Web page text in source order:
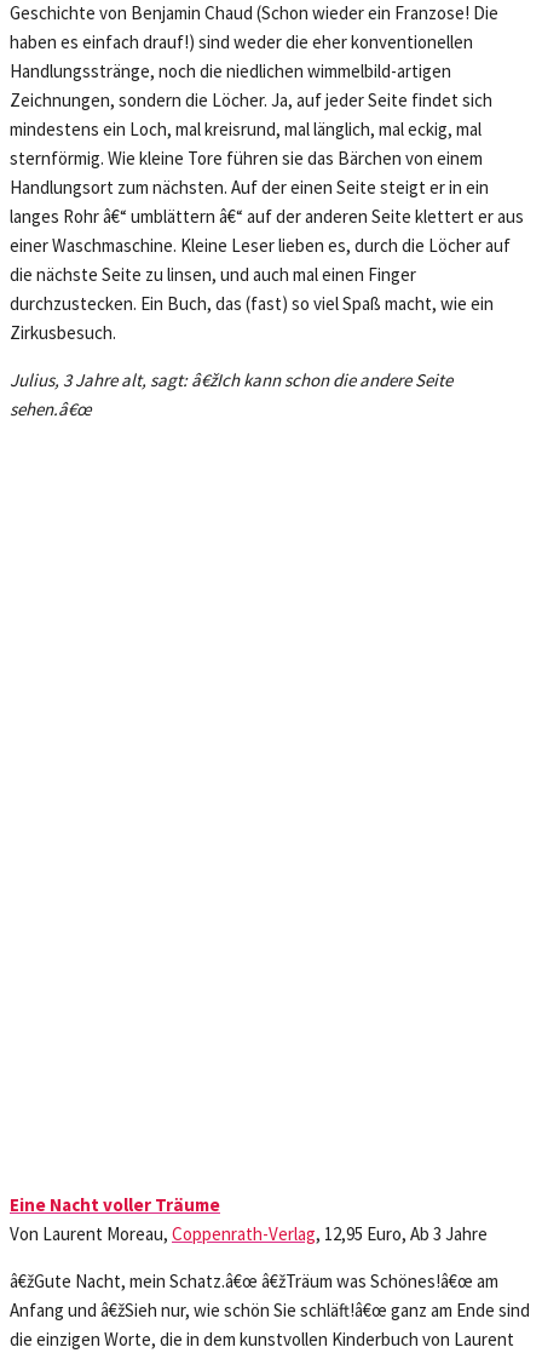
Geschichte von Benjamin Chaud (Schon wieder ein Franzose! Die
haben es einfach drauf!) sind weder die eher konventionellen
Handlungsstränge, noch die niedlichen wimmelbild-artigen
Zeichnungen, sondern die Löcher. Ja, auf jeder Seite findet sich
mindestens ein Loch, mal kreisrund, mal länglich, mal eckig, mal
sternförmig. Wie kleine Tore führen sie das Bärchen von einem
Handlungsort zum nächsten. Auf der einen Seite steigt er in ein
langes Rohr â€“ umblättern â€“ auf der anderen Seite klettert er aus
einer Waschmaschine. Kleine Leser lieben es, durch die Löcher auf
die nächste Seite zu linsen, und auch mal einen Finger
durchzustecken. Ein Buch, das (fast) so viel Spaß macht, wie ein
Zirkusbesuch.
Julius, 3 Jahre alt, sagt: â€žIch kann schon die andere Seite
sehen.â€œ
Eine Nacht voller Träume
Von Laurent Moreau, Coppenrath-Verlag, 12,95 Euro, Ab 3 Jahre
â€žGute Nacht, mein Schatz.â€œ â€žTräum was Schönes!â€œ am
Anfang und â€žSieh nur, wie schön Sie schläft!â€œ ganz am Ende sind
die einzigen Worte, die in dem kunstvollen Kinderbuch von Laurent